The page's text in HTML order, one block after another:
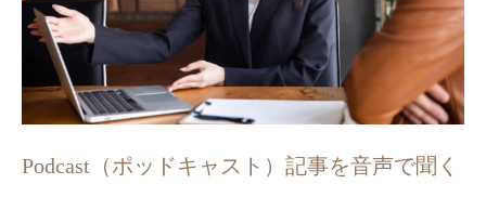
Podcast（ポッドキャスト）記事を音声で聞く